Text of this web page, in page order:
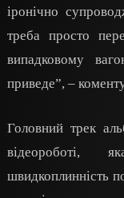
іронічно
треба просто
випадковому
приведе”, –
Головний трек
відеороботі,
швидкоплинність